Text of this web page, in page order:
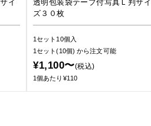
イ
透明包装袋テープ付写真Ｌ判サイ
ズ３０枚
1セット10個入
1セット(10個)から注文可能
¥1,100〜(税込)
1個あたり¥110